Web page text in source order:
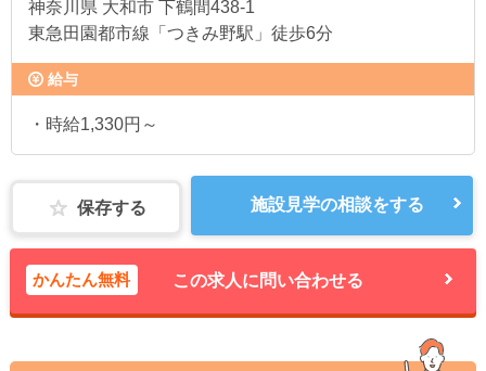
神奈川県 大和市 下鶴間438-1
東急田園都市線「つきみ野駅」徒歩6分
給与
・時給1,330円～
保存する 施設見学の相談をする
かんたん無料 この求人に問い合わせる